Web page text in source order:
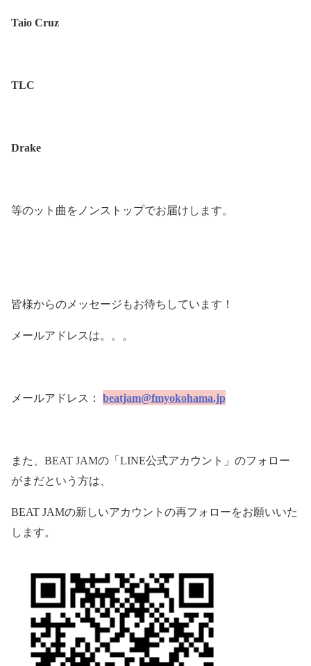
Taio Cruz
TLC
Drake
等のット曲をノンストップでお届けします。
皆様からのメッセージもお待ちしています！
メールアドレスは。。。
メールアドレス： beatjam@fmyokohama.jp
また、 BEAT JAMの「 LINE公式アカウント」のフォロー
がまだという方は、
BEAT JAMの新しいアカウントの再フォローをお願いいた
します。